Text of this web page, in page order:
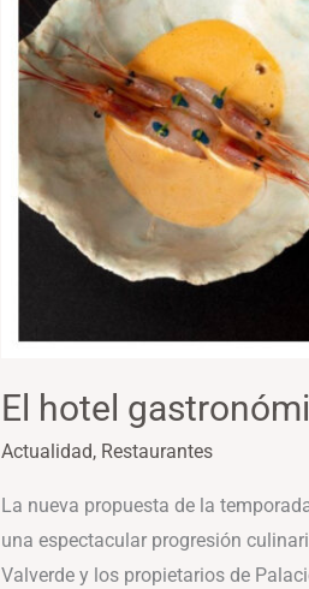
El hotel
Actualidad, Restaurantes
La nueva propuesta de la
una espectacular progresión
Valverde y los propietarios de